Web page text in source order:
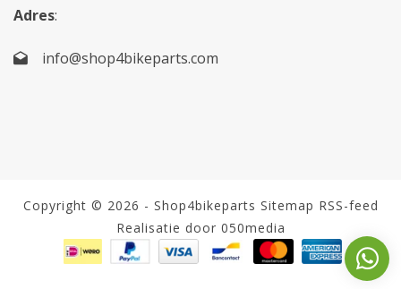
Adres:
info@shop4bikeparts.com
Copyright © 2026 - Shop4bikeparts Sitemap RSS-feed
Realisatie door 050media